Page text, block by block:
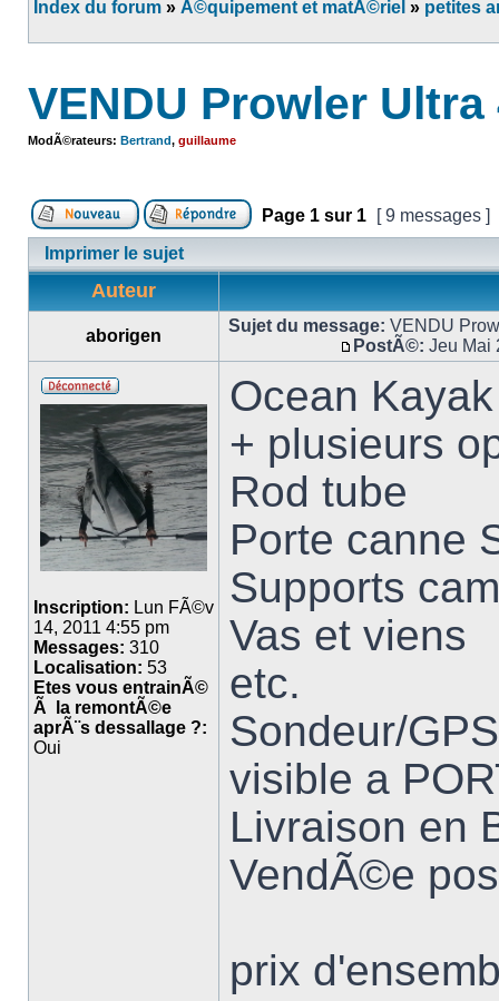
Index du forum » Ã©quipement et matÃ©riel » petites
VENDU Prowler
ModÃ©rateurs: Bertrand, guillaume
Page 1 sur 1
[ 9 messages ]
Imprimer le sujet
Auteur
aborigen
Sujet du message: VENDU
PostÃ©: Jeu Mai
Inscription: Lun FÃ©v
14, 2011 4:55 pm
Messages: 310
Localisation: 53
Etes vous entrainÃ©
Ã la remontÃ©e
aprÃ¨s dessallage ?:
Oui
Ocean
+ plusieurs
Rod tube
Porte canne
Supports
Vas et viens
etc.
Sondeur/
visible a
Livraison en
VendÃ©e
prix